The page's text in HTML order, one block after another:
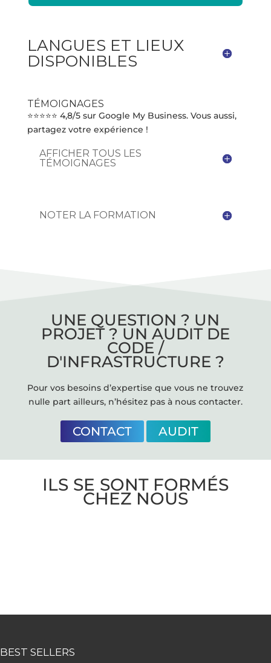
LANGUES ET LIEUX
DISPONIBLES
TÉMOIGNAGES
⭐⭐⭐⭐⭐ 4,8/5 sur Google My Business. Vous aussi,
partagez votre expérience !
AFFICHER TOUS LES
TÉMOIGNAGES
NOTER LA FORMATION
UNE QUESTION ? UN
PROJET ? UN AUDIT DE
CODE /
D'INFRASTRUCTURE ?
Pour vos besoins d’expertise que vous ne trouvez
nulle part ailleurs, n’hésitez pas à nous contacter.
CONTACT AUDIT
ILS SE SONT FORMÉS
CHEZ NOUS
BEST SELLERS